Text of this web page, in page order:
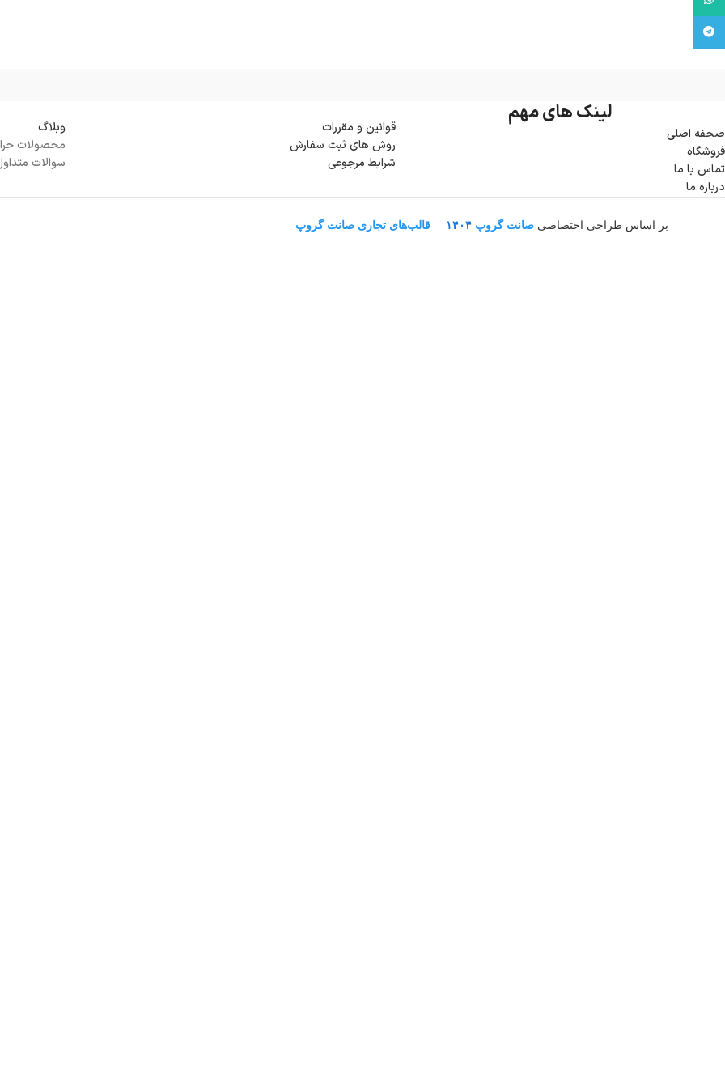
لینک های مهم
صحفه اصلی
فروشگاه
تماس با ما
درباره ما
قوانین و مقررات
روش های ثبت سفارش
شرایط مرجوعی
وبلاگ
محصولات
سوالات
بر اساس طراحی اختصاصی صانت گروپ ۱۴۰۴ قالب‌های تجاری صانت گروپ